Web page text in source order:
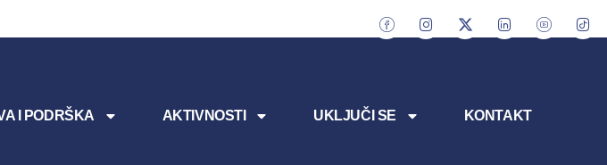
I PODRŠKA AKTIVNOSTI UKLJUČI SE KONTAKT